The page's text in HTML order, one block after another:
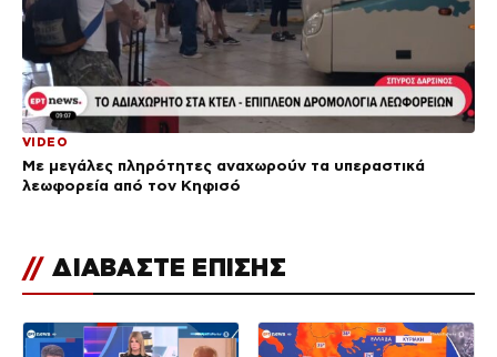
VIDEO
Με μεγάλες πληρότητες αναχωρούν τα υπεραστικά
λεωφορεία από τον Κηφισό
// ΔΙΑΒΑΣΤΕ ΕΠΙΣΗΣ